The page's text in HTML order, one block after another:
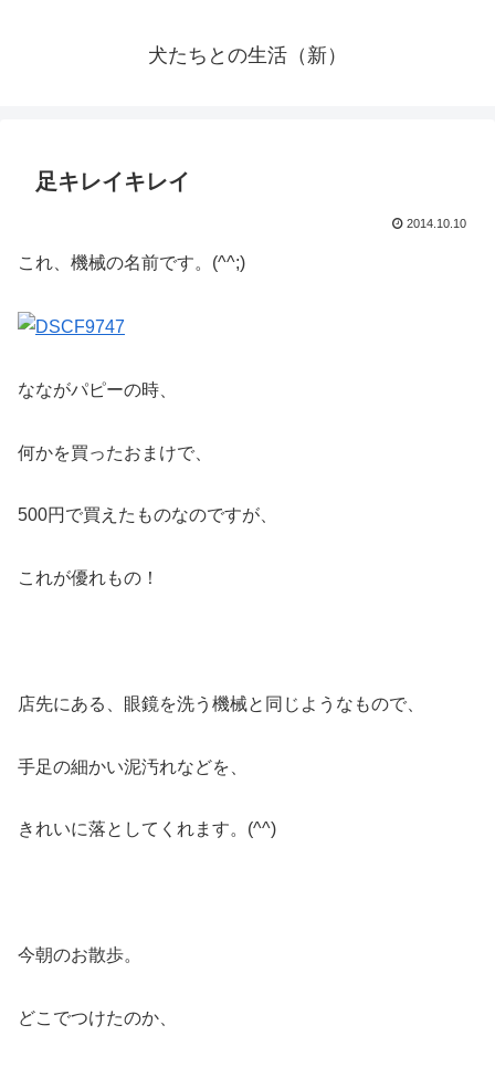
犬たちとの生活（新）
足キレイキレイ
2014.10.10
これ、機械の名前です。(^^;)
なながパピーの時、
何かを買ったおまけで、
500円で買えたものなのですが、
これが優れもの！
店先にある、眼鏡を洗う機械と同じようなもので、
手足の細かい泥汚れなどを、
きれいに落としてくれます。(^^)
今朝のお散歩。
どこでつけたのか、